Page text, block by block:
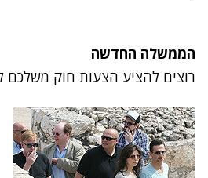
הממשלה החדשה
רוצים להציע הצעות חוק